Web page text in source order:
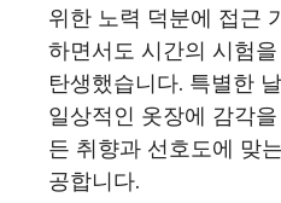
위한 노력 덕분에 접근
하면서도 시간의 시험
탄생했습니다. 특별한
일상적인 옷장에 감각
든 취향과 선호도에 맞
공합니다.